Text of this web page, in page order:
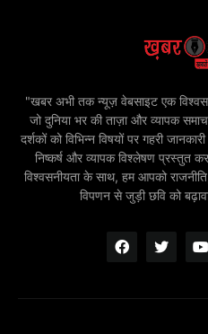
"खबर अभी तक न्यूज़ वेबसाइट एक
जो दुनिया भर की ताज़ा और व्यापक
दर्शकों को विभिन्न विषयों पर गहरी
निष्कर्ष और व्यापक विश्लेषण प्रस्तुत
विश्वसनीयता के साथ, हम आपको
विपणन से जुड़ी छवि को